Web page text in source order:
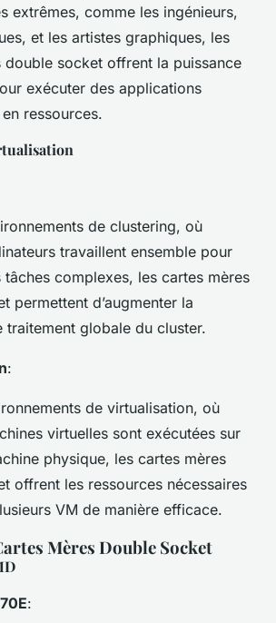
extrêmes, comme les ingénieurs,
et les artistes graphiques, les
double socket offrent la puissance
exécuter des applications
ressources.
de clustering, où
travaillent ensemble pour
tâches complexes, les cartes mères
permettent d’augmenter la
traitement globale du cluster.
:
de virtualisation, où
virtuelles sont exécutées sur
physique, les cartes mères
offrent les ressources nécessaires
VM de manière efficace.
Mères Double Socket
: